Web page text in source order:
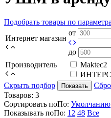
Подобрать товары по
Интернет магазин
от
до
Производитель
Maktec2
Скрыть подбор
Показать
Товаров: 3
Сортировать поПо: Умолчанию
Показывать поПо: 12 48 Все